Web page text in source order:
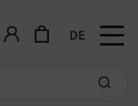
DE